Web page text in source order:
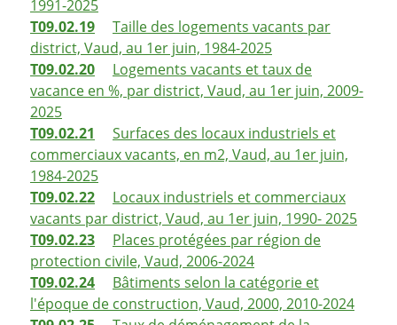
1991-2025
T09.02.19
Taille des logements vacants par
district, Vaud, au 1er juin, 1984-2025
T09.02.20
Logements vacants et taux de
vacance en %, par district, Vaud, au 1er juin, 2009-
2025
T09.02.21
Surfaces des locaux industriels et
commerciaux vacants, en m2, Vaud, au 1er juin,
1984-2025
T09.02.22
Locaux industriels et commerciaux
vacants par district, Vaud, au 1er juin, 1990- 2025
T09.02.23
Places protégées par région de
protection civile, Vaud, 2006-2024
T09.02.24
Bâtiments selon la catégorie et
l'époque de construction, Vaud, 2000, 2010-2024